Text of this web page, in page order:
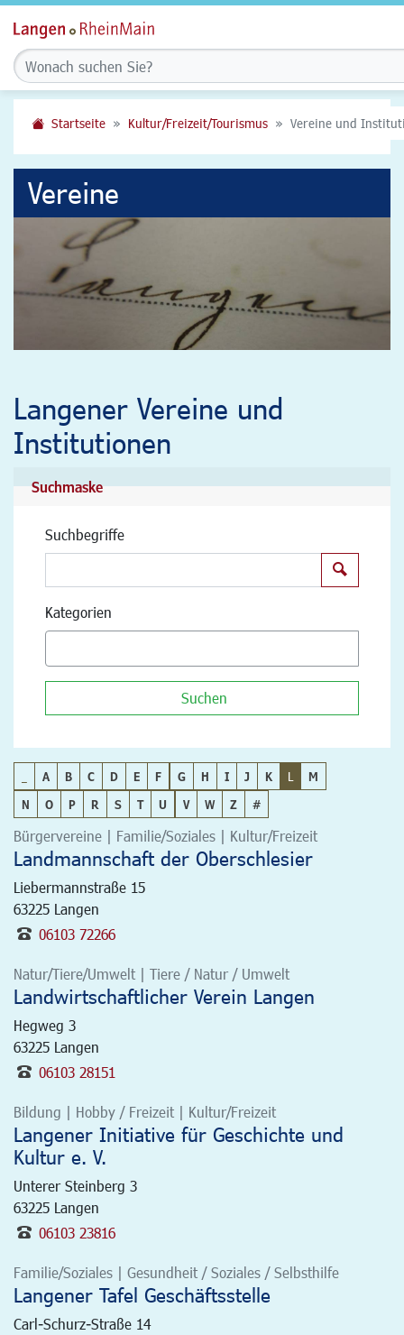
Startseite Kultur/Freizeit/Tourismus Vereine und
Vereine
Langener Vereine und
Institutionen
Suchmaske
Suchbegriffe
Kategorien
Suchen
A B C D E F G H I J K L
M
N
O P R S T U V W Z #
Bürgervereine | Familie/Soziales | Kultur/Freizeit
Landmannschaft der Oberschlesier
Liebermannstraße 15
63225 Langen
06103 72266
Natur/Tiere/Umwelt | Tiere / Natur / Umwelt
Landwirtschaftlicher Verein Langen
Hegweg 3
63225 Langen
06103 28151
Bildung | Hobby / Freizeit | Kultur/Freizeit
Langener Initiative für Geschichte und
Kultur e. V.
Unterer Steinberg 3
63225 Langen
06103 23816
Familie/Soziales | Gesundheit / Soziales / Selbsthilfe
Langener Tafel Geschäftsstelle
Carl-Schurz-Straße 14